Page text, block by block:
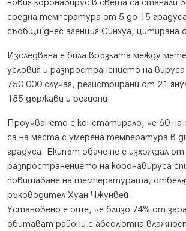
новия коронавирус в света са станали
средна температура от 5 до 15
съобщи днес агенция Синхуа,
Изследвана е била връзката между
условия и разпространението на
750 000 случая, регистрирани от 21
185 държави и региони.
Проучването е констатирало, че 60
са на места с умерена температура в
градуса. Екипът обаче не е изхождал
разпространението на коронавируса
повишаване на температурата,
ръководител Хуан Чжунвей.
Установено е още, че близо 74% от
обитават райони с абсолютна